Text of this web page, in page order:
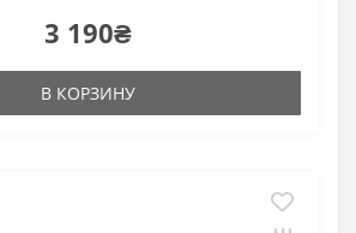
3 190₴
В КОРЗИНУ